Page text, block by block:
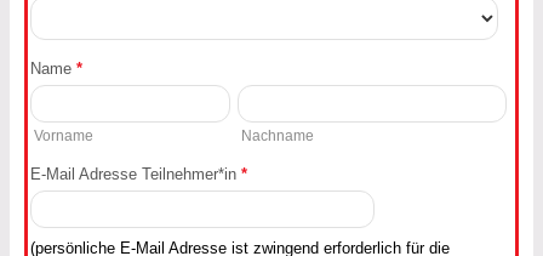
Name *
Vorname Nachname
E-Mail Adresse Teilnehmer*in *
(persönliche E-Mail Adresse ist zwingend erforderlich für die